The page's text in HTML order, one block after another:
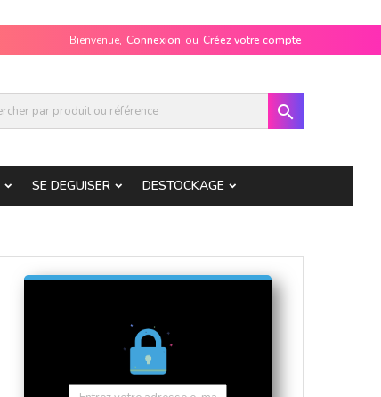
Bienvenue, Connexion ou Créez votre compte

SE DEGUISER DESTOCKAGE